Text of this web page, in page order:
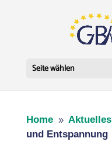
Seite wählen
Home 9 Aktuelles
und Entspannung